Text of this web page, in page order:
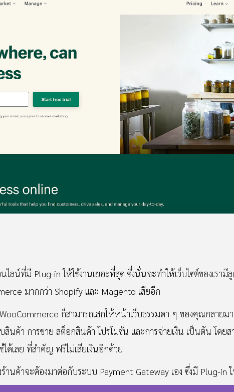
ลน์ที่มี Plug-in ให้ใช้งานเยอะที่สุด ซึ่งนั่นจะทำให้เว็บไซต์ของเรามี
มากกว่า Shopify และ Magento เสียอีก
ก็สามารถเสกให้หน้าเว็บธรรมดา ๆ ของคุณกลาย
นค้า การขาย สต็อกสินค้า โปรโมชั่น และการจ่ายเงิน เป็นต้น โดย
ด้เลย ที่สำคัญ ฟรีไม่เสียเงินอีกด้วย
านค้าจะต้องมาต่อกับระบบ Payment Gateway เอง ซึ่งมี Plug-in